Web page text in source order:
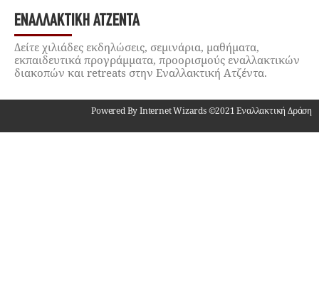
ΕΝΑΛΛΑΚΤΙΚΉ ΑΤΖΈΝΤΑ
Δείτε χιλιάδες εκδηλώσεις, σεμινάρια, μαθήματα,
εκπαιδευτικά προγράμματα, προορισμούς εναλλακτικών
διακοπών και retreats στην Εναλλακτική Ατζέντα.
Powered By Internet Wizards ©2021 Εναλλακτική Δράση